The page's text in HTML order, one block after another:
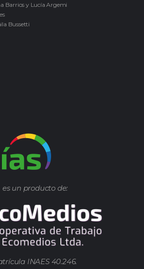
Barrios y Lucía Argemi
Bussetti
es un producto de:
INAES 40.246.